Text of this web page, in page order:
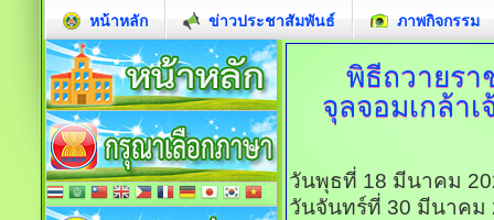
หน้าหลัก ข่าวประชาสัมพันธ์ ภาพกิจกรรม
พิธีถวายรา
จุลจอมเกล้าเ
วันพุธที่ 18 มีนาคม
วันจันทร์ที่ 30 มีนาคม